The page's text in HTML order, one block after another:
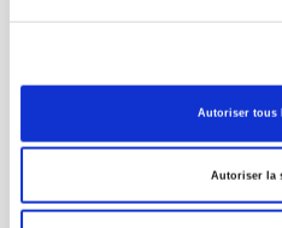
Autoriser tous
Autoriser la
Future Releases